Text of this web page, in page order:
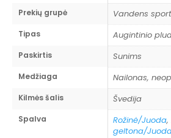
Premium kokybės medžiagos
Sustiprintas nešimo
D žiedas pavadėlio prisegimui
Ergonomiškas dizainas
anatomijai
Atšvaitinės detalės iš visų
Reguliuojami dirželiai tobulam
5 metų gamintojo garantija
Prekių grupė Vandens
Tipas Augintinio
Paskirtis Sunims
Medžiaga Nailonas,
Kilmės šalis Švedija
Spalva Rožinė/Juoda,
geltona/